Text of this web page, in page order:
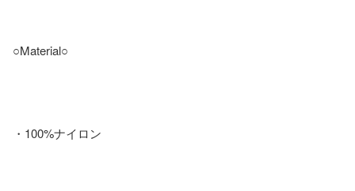
○Material○
・100%ナイロン